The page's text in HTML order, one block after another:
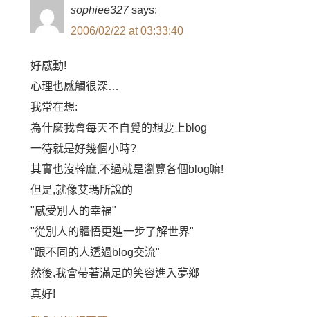
sophiee327 says:
2006/02/22 at 03:33:40
好感動!
心理也感觸很深…
我常在想:
為什麼我會每天不自覺的想要上blog
一待就是好幾個小時?
其實也沒幹麻,不過就是瀏覽各個blog嘛!
但是,就像艾瑪所說的
"感受別人的幸福"
"從別人的體悟更進一步了解世界"
"跟不同的人透過blog交流"
然後,我會帶著滿足的笑容進入夢鄉
真好!